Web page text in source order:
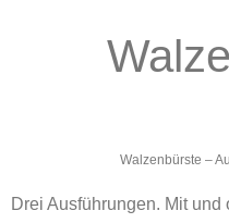
Walzenbürste –
Drei Ausführungen. Mit